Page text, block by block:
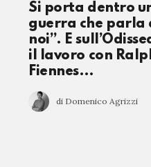
Si porta dentro
guerra che parla
noi”. E
il lavoro con
Fiennes…
di Domenico Agrizzi